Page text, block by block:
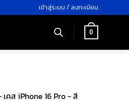
เข้าสู่ระบบ / ลงทะเบียน
0